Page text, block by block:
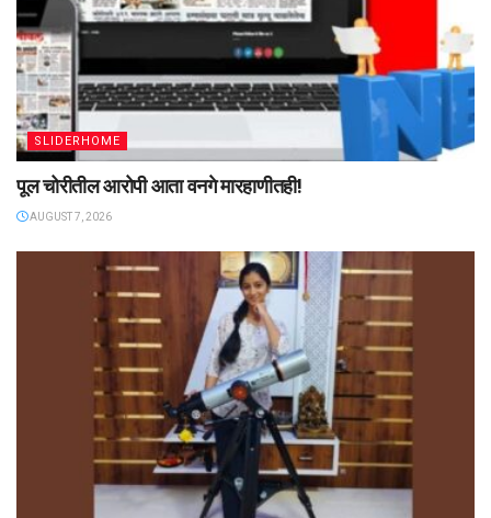
SLIDERHOME
पूल चोरीतील आरोपी आता वनगे मारहाणीतही!
AUGUST 7, 2026